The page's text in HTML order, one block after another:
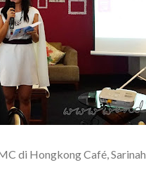
di Hongkong Café, Sarinah